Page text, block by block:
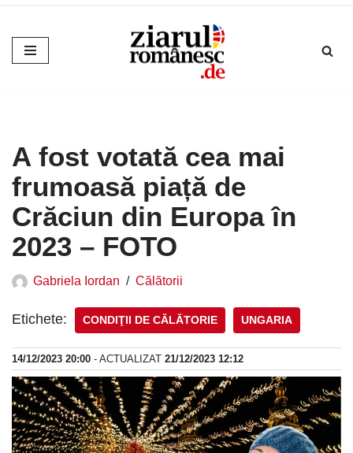
Sari
la
A fost votată cea mai
frumoasă piață de
Crăciun din Europa în
2023 – FOTO
Gabriela Iordan Călătorii
Etichete: CONDIŢII DE CĂLĂTORIE UNGARIA
14/12/2023 20:00 - ACTUALIZAT 21/12/2023 12:12